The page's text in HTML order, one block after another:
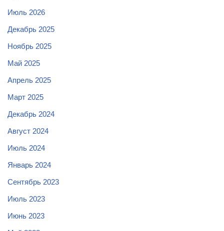
Июль 2026
Декабрь 2025
Ноябрь 2025
Май 2025
Апрель 2025
Март 2025
Декабрь 2024
Август 2024
Июль 2024
Январь 2024
Сентябрь 2023
Июль 2023
Июнь 2023